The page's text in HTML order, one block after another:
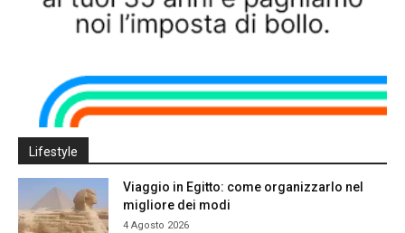
Lifestyle
Viaggio in Egitto: come organizzarlo nel
migliore dei modi
4 Agosto 2026